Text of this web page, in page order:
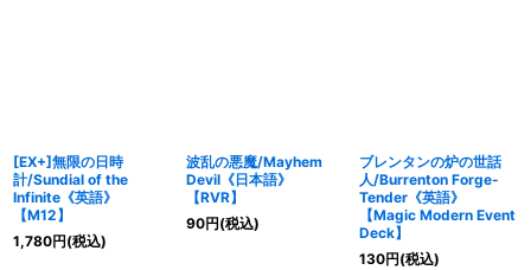
[EX+]無限の日時
計/Sundial of the
Infinite《英語》
【M12】
1,780円(税込)
波乱の悪魔/Mayhem
Devil《日本語》
【RVR】
90円(税込)
ブレンタンの炉の世話
人/Burrenton Forge-
Tender《英語》
【Magic Modern Event
Deck】
130円(税込)